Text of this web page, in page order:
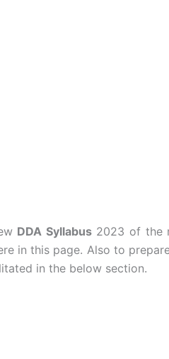
DDA Syllabus2023 of the
in this page. Also to
in the below section.